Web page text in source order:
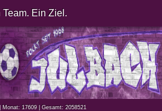
Monat: 17609 | Gesamt: 2058521
Team. Ein Ziel.